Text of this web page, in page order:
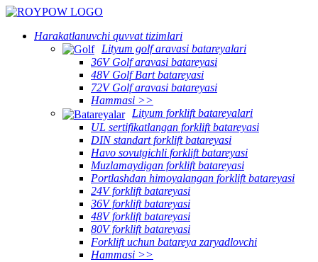
Harakatlanuvchi quvvat tizimlari
Lityum golf aravasi batareyalari
36V Golf aravasi batareyasi
48V Golf Bart batareyasi
72V Golf aravasi batareyasi
Hammasi >>
Lityum forklift batareyalari
UL sertifikatlangan forklift batareyasi
DIN standart forklift batareyasi
Havo sovutgichli forklift batareyasi
Muzlamaydigan forklift batareyasi
Portlashdan himoyalangan forklift batareyasi
24V forklift batareyasi
36V forklift batareyasi
48V forklift batareyasi
80V forklift batareyasi
Forklift uchun batareya zaryadlovchi
Hammasi >>